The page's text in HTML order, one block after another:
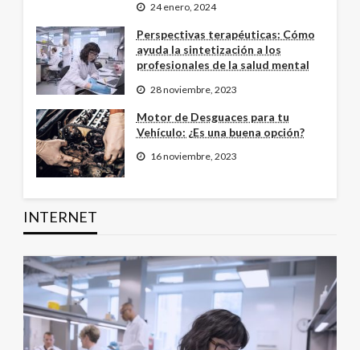
24 enero, 2024
Perspectivas terapéuticas: Cómo
ayuda la sintetización a los
profesionales de la salud mental
28 noviembre, 2023
Motor de Desguaces para tu
Vehículo: ¿Es una buena opción?
16 noviembre, 2023
INTERNET